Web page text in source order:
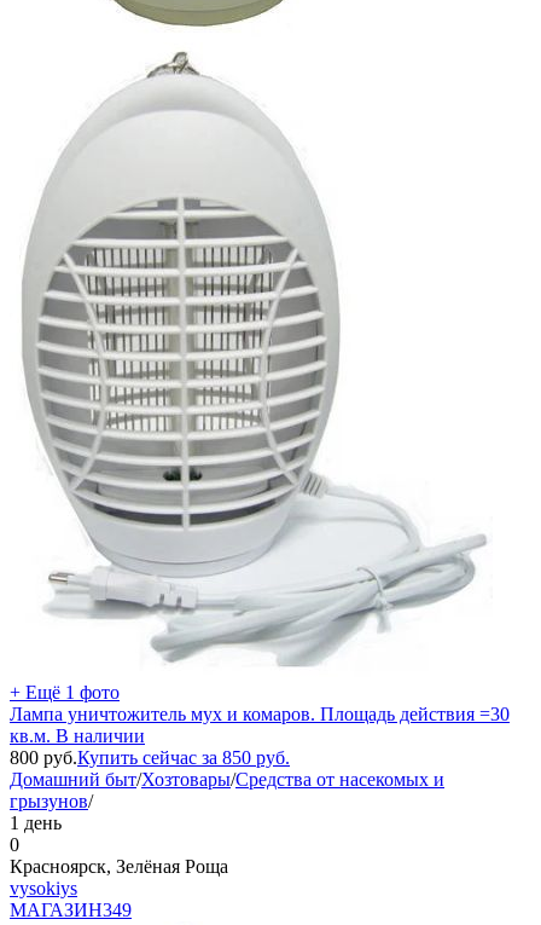
+ Ещё 1 фото
Лампа уничтожитель мух и комаров. Площадь действия =30
кв.м. В наличии
800 руб.Купить сейчас за 850 руб.
Домашний быт/Хозтовары/Средства от насекомых и
грызунов/
1 день
0
Красноярск, Зелёная Роща
vysokiys
МАГАЗИН349